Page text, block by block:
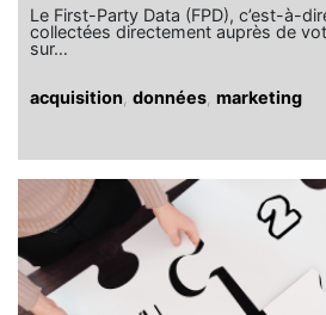
Le First-Party Data (FPD), c’est-à-
collectées directement auprès de
sur…
acquisition données marketing